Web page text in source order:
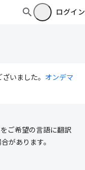
ログイン
いました。 オンデマ
ご希望の言語に翻訳
があります。